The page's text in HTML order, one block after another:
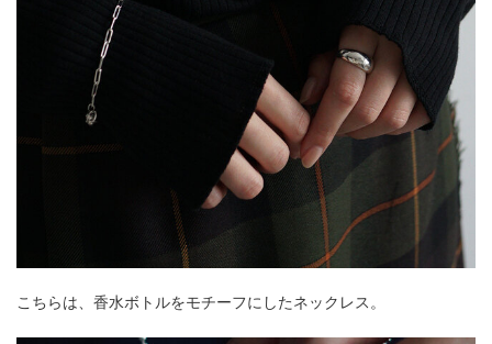
こちらは、香水ボトルをモチーフにしたネックレス。